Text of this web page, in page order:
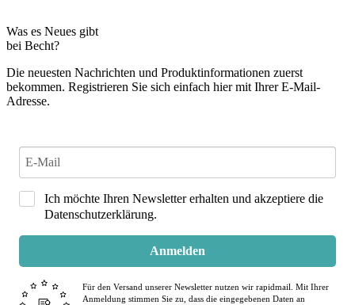
Was es Neues gibt
bei Becht?
Die neuesten Nachrichten und Produktinformationen zuerst
bekommen. Registrieren Sie sich einfach hier mit Ihrer E-Mail-
Adresse.
Ich möchte Ihren Newsletter erhalten und akzeptiere die
Datenschutzerklärung.
Anmelden
Für den Versand unserer Newsletter nutzen wir rapidmail. Mit Ihrer
Anmeldung stimmen Sie zu, dass die eingegebenen Daten an